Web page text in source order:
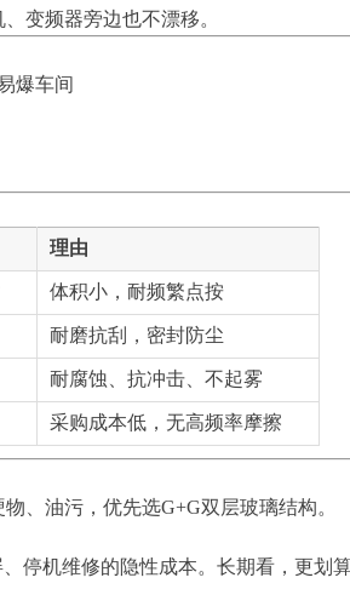
变频器旁边也不漂移。
爆车间
理由
体积小，耐频繁点按
耐磨抗刮，密封防尘
耐腐蚀、抗冲击、不起雾
采购成本低，无高频率摩擦
、油污，优先选G+G双层玻璃结构。
停机维修的隐性成本。长期看，更划